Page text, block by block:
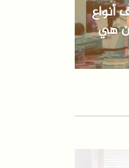
أنواع
هي